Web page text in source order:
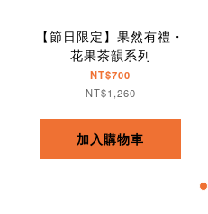
【節日限定】果然有禮・
花果茶韻系列
NT$700
NT$1,260
加入購物車